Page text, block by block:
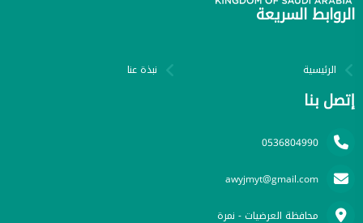
الروابط السريعة
الرئيسية نبذة عنا
إتصل بنا
0536804990
awyjmyt@gmail.com
محافظة العرضيات - نمرة